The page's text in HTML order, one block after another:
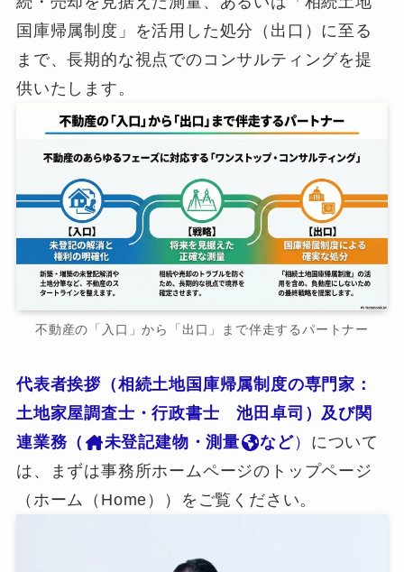
国庫帰属制度」を活用した処分（出口）に至る
まで、長期的な視点でのコンサルティングを提
供いたします。
不動産の「入口」から「出口」まで伴走するパートナー
代表者挨拶（相続土地国庫帰属制度の専門家：
土地家屋調査士・行政書士 池田卓司）及び関
連業務（
未登記建物・測量 など） について
は、まずは事務所ホームページのトップページ
（ホーム（Home））をご覧ください。